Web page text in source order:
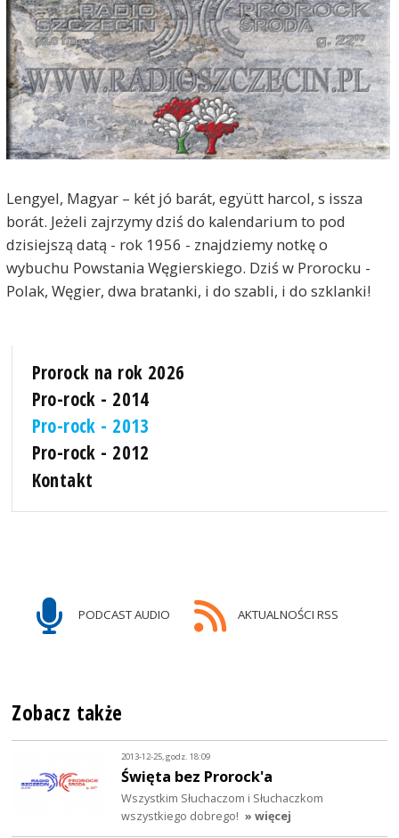
Lengyel, Magyar – két jó barát, együtt harcol, s issza
borát. Jeżeli zajrzymy dziś do kalendarium to pod
dzisiejszą datą - rok 1956 - znajdziemy notkę o
wybuchu Powstania Węgierskiego. Dziś w Prorocku -
Polak, Węgier, dwa bratanki, i do szabli, i do szklanki!
Prorock na rok 2026
Pro-rock - 2014
Pro-rock - 2013
Pro-rock - 2012
Kontakt
PODCAST AUDIO AKTUALNOŚCI RSS
Zobacz także
2013-12-25, godz. 18:09
Święta bez Prorock'a
Wszystkim Słuchaczom i Słuchaczkom
wszystkiego dobrego! » więcej